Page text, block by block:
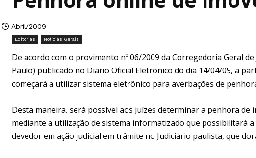
Abril/2009
Editorias Notícias Gerais
De acordo com o provimento nº 06/2009 da Corregedoria Geral
Paulo) publicado no Diário Oficial Eletrônico do dia 14/04/09, a
começará a utilizar sistema eletrônico para averbações de
Desta maneira, será possível aos juízes determinar a penhora de
mediante a utilização de sistema informatizado que possibilitará
devedor em ação judicial em trâmite no Judiciário paulista, que